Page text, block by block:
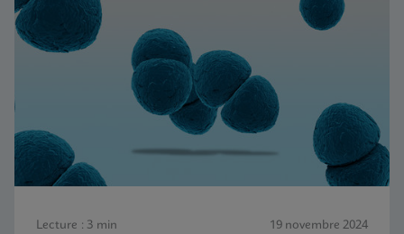
Lecture : 3 min 19 novembre 2024